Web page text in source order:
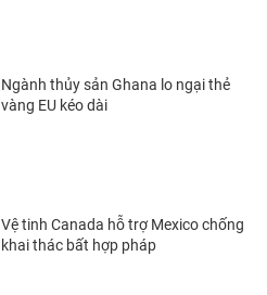
Ngành thủy sản Ghana lo ngại thẻ
vàng EU kéo dài
Vệ tinh Canada hỗ trợ Mexico chống
khai thác bất hợp pháp